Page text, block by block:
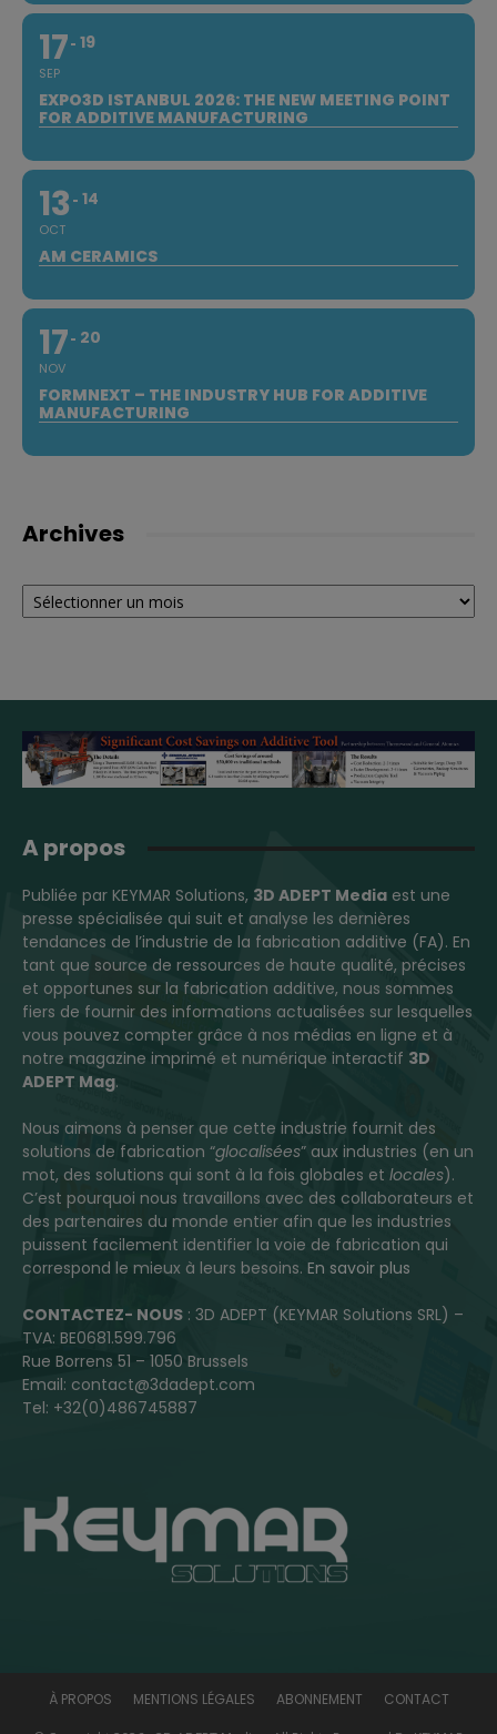
17
SEP
19
EXPO3D ISTANBUL 2026: THE NEW MEETING POINT
FOR ADDITIVE MANUFACTURING
13
OCT
14
AM CERAMICS
17
NOV
20
FORMNEXT – THE INDUSTRY HUB FOR ADDITIVE
MANUFACTURING
Archives
Archives
A propos
Publiée par KEYMAR Solutions, 3D ADEPT Media est une
presse spécialisée qui suit et analyse les dernières
tendances de l’industrie de la fabrication additive (FA). En
tant que source de ressources de haute qualité, précises
et opportunes sur la fabrication additive, nous sommes
fiers de fournir des informations actualisées sur lesquelles
vous pouvez compter grâce à nos médias en ligne et à
notre magazine imprimé et numérique interactif 3D
ADEPT Mag.
Nous aimons à penser que cette industrie fournit des
solutions de fabrication “glocalisées” aux industries (en un
mot, des solutions qui sont à la fois globales et locales).
C’est pourquoi nous travaillons avec des collaborateurs et
des partenaires du monde entier afin que les industries
puissent facilement identifier la voie de fabrication qui
correspond le mieux à leurs besoins. En savoir plus
CONTACTEZ- NOUS : 3D ADEPT (KEYMAR Solutions SRL) –
TVA: BE0681.599.796
Rue Borrens 51 – 1050 Brussels
Email: contact@3dadept.com
Tel: +32(0)486745887
À PROPOS MENTIONS LÉGALES ABONNEMENT CONTACT